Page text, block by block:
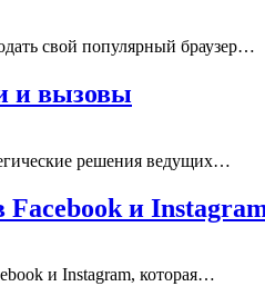
свой популярный браузер…
и вызовы
решения ведущих…
и
и Instagram, которая…